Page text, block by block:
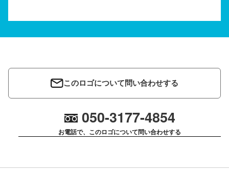
このロゴについて問い合わせする
050-3177-4854
お電話で、このロゴについて問い合わせする